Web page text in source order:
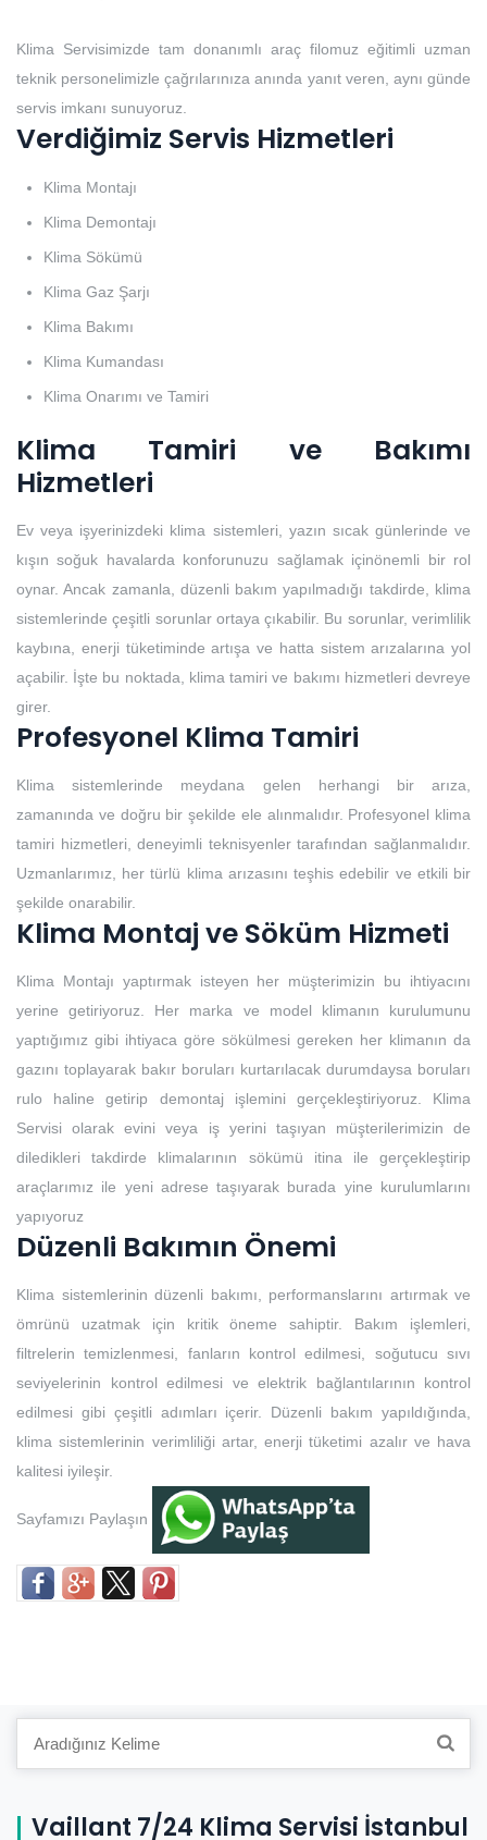
Klima Servisimizde tam donanımlı araç filomuz eğitimli uzman
teknik personelimizle çağrılarınıza anında yanıt veren, aynı günde
servis imkanı sunuyoruz.
Verdiğimiz Servis Hizmetleri
Klima Montajı
Klima Demontajı
Klima Sökümü
Klima Gaz Şarjı
Klima Bakımı
Klima Kumandası
Klima Onarımı ve Tamiri
Klima Tamiri ve Bakımı
Hizmetleri
Ev veya işyerinizdeki klima sistemleri, yazın sıcak günlerinde ve
kışın soğuk havalarda konforunuzu sağlamak içinönemli bir rol
oynar. Ancak zamanla, düzenli bakım yapılmadığı takdirde, klima
sistemlerinde çeşitli sorunlar ortaya çıkabilir. Bu sorunlar, verimlilik
kaybına, enerji tüketiminde artışa ve hatta sistem arızalarına yol
açabilir. İşte bu noktada, klima tamiri ve bakımı hizmetleri devreye
girer.
Profesyonel Klima Tamiri
Klima sistemlerinde meydana gelen herhangi bir arıza,
zamanında ve doğru bir şekilde ele alınmalıdır. Profesyonel klima
tamiri hizmetleri, deneyimli teknisyenler tarafından sağlanmalıdır.
Uzmanlarımız, her türlü klima arızasını teşhis edebilir ve etkili bir
şekilde onarabilir.
Klima Montaj ve Söküm Hizmeti
Klima Montajı yaptırmak isteyen her müşterimizin bu ihtiyacını
yerine getiriyoruz. Her marka ve model klimanın kurulumunu
yaptığımız gibi ihtiyaca göre sökülmesi gereken her klimanın da
gazını toplayarak bakır boruları kurtarılacak durumdaysa boruları
rulo haline getirip demontaj işlemini gerçekleştiriyoruz. Klima
Servisi olarak evini veya iş yerini taşıyan müşterilerimizin de
diledikleri takdirde klimalarının sökümü itina ile gerçekleştirip
araçlarımız ile yeni adrese taşıyarak burada yine kurulumlarını
yapıyoruz
Düzenli Bakımın Önemi
Klima sistemlerinin düzenli bakımı, performanslarını artırmak ve
ömrünü uzatmak için kritik öneme sahiptir. Bakım işlemleri,
filtrelerin temizlenmesi, fanların kontrol edilmesi, soğutucu sıvı
seviyelerinin kontrol edilmesi ve elektrik bağlantılarının kontrol
edilmesi gibi çeşitli adımları içerir. Düzenli bakım yapıldığında,
klima sistemlerinin verimliliği artar, enerji tüketimi azalır ve hava
kalitesi iyileşir.
Sayfamızı Paylaşın
Vaillant 7/24 Klima Servisi İstanbul